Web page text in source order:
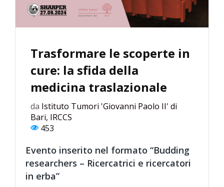
Trasformare le scoperte in
cure: la sfida della
medicina traslazionale
da Istituto Tumori 'Giovanni Paolo II' di
Bari, IRCCS
453
Evento inserito nel formato “Budding
researchers – Ricercatrici e ricercatori
in erba”